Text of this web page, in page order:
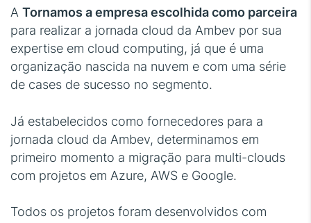
A Tornamos a empresa escolhida como parceira
para realizar a jornada cloud da Ambev por sua
expertise em cloud computing, já que é uma
organização nascida na nuvem e com uma série
de cases de sucesso no segmento.
Já estabelecidos como fornecedores para a
jornada cloud da Ambev, determinamos em
primeiro momento a migração para multi-clouds
com projetos em Azure, AWS e Google.
Todos os projetos foram desenvolvidos com